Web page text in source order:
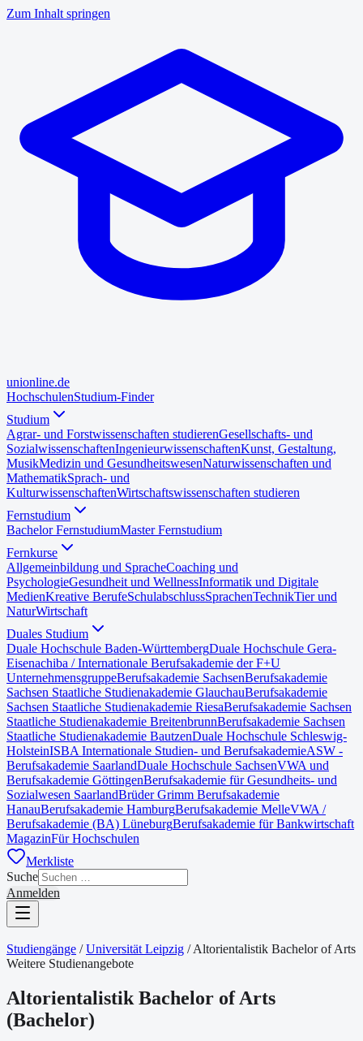
Zum Inhalt springen
unionline.de
HochschulenStudium-Finder
Studium
Agrar- und Forstwissenschaften studierenGesellschafts- und
SozialwissenschaftenIngenieurwissenschaftenKunst, Gestaltung,
MusikMedizin und GesundheitswesenNaturwissenschaften und
MathematikSprach- und
KulturwissenschaftenWirtschaftswissenschaften studieren
Fernstudium
Bachelor FernstudiumMaster Fernstudium
Fernkurse
Allgemeinbildung und SpracheCoaching und
PsychologieGesundheit und WellnessInformatik und Digitale
MedienKreative BerufeSchulabschlussSprachenTechnikTier und
NaturWirtschaft
Duales Studium
Duale Hochschule Baden-WürttembergDuale Hochschule Gera-
Eisenachiba / Internationale Berufsakademie der F+U
UnternehmensgruppeBerufsakademie SachsenBerufsakademie
Sachsen Staatliche Studienakademie GlauchauBerufsakademie
Sachsen Staatliche Studienakademie RiesaBerufsakademie Sachsen
Staatliche Studienakademie BreitenbrunnBerufsakademie Sachsen
Staatliche Studienakademie BautzenDuale Hochschule Schleswig-
HolsteinISBA Internationale Studien- und BerufsakademieASW -
Berufsakademie SaarlandDuale Hochschule SachsenVWA und
Berufsakademie GöttingenBerufsakademie für Gesundheits- und
Sozialwesen SaarlandBrüder Grimm Berufsakademie
HanauBerufsakademie HamburgBerufsakademie MelleVWA /
Berufsakademie (BA) LüneburgBerufsakademie für Bankwirtschaft
MagazinFür Hochschulen
Merkliste
Suche
Anmelden
Studiengänge / Universität Leipzig /Altorientalistik Bachelor of Arts
Weitere Studienangebote
Altorientalistik Bachelor of Arts
(Bachelor)